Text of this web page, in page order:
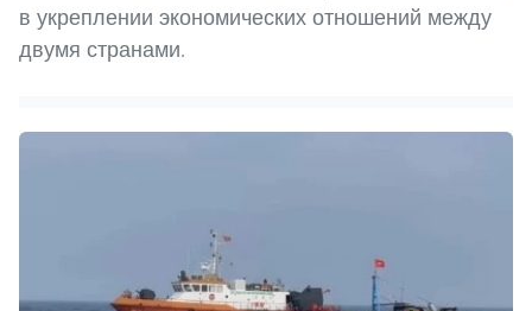
в укреплении экономических отношений между
двумя странами.